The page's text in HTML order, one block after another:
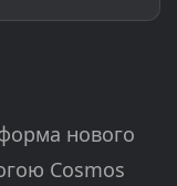
нового
Cosmos